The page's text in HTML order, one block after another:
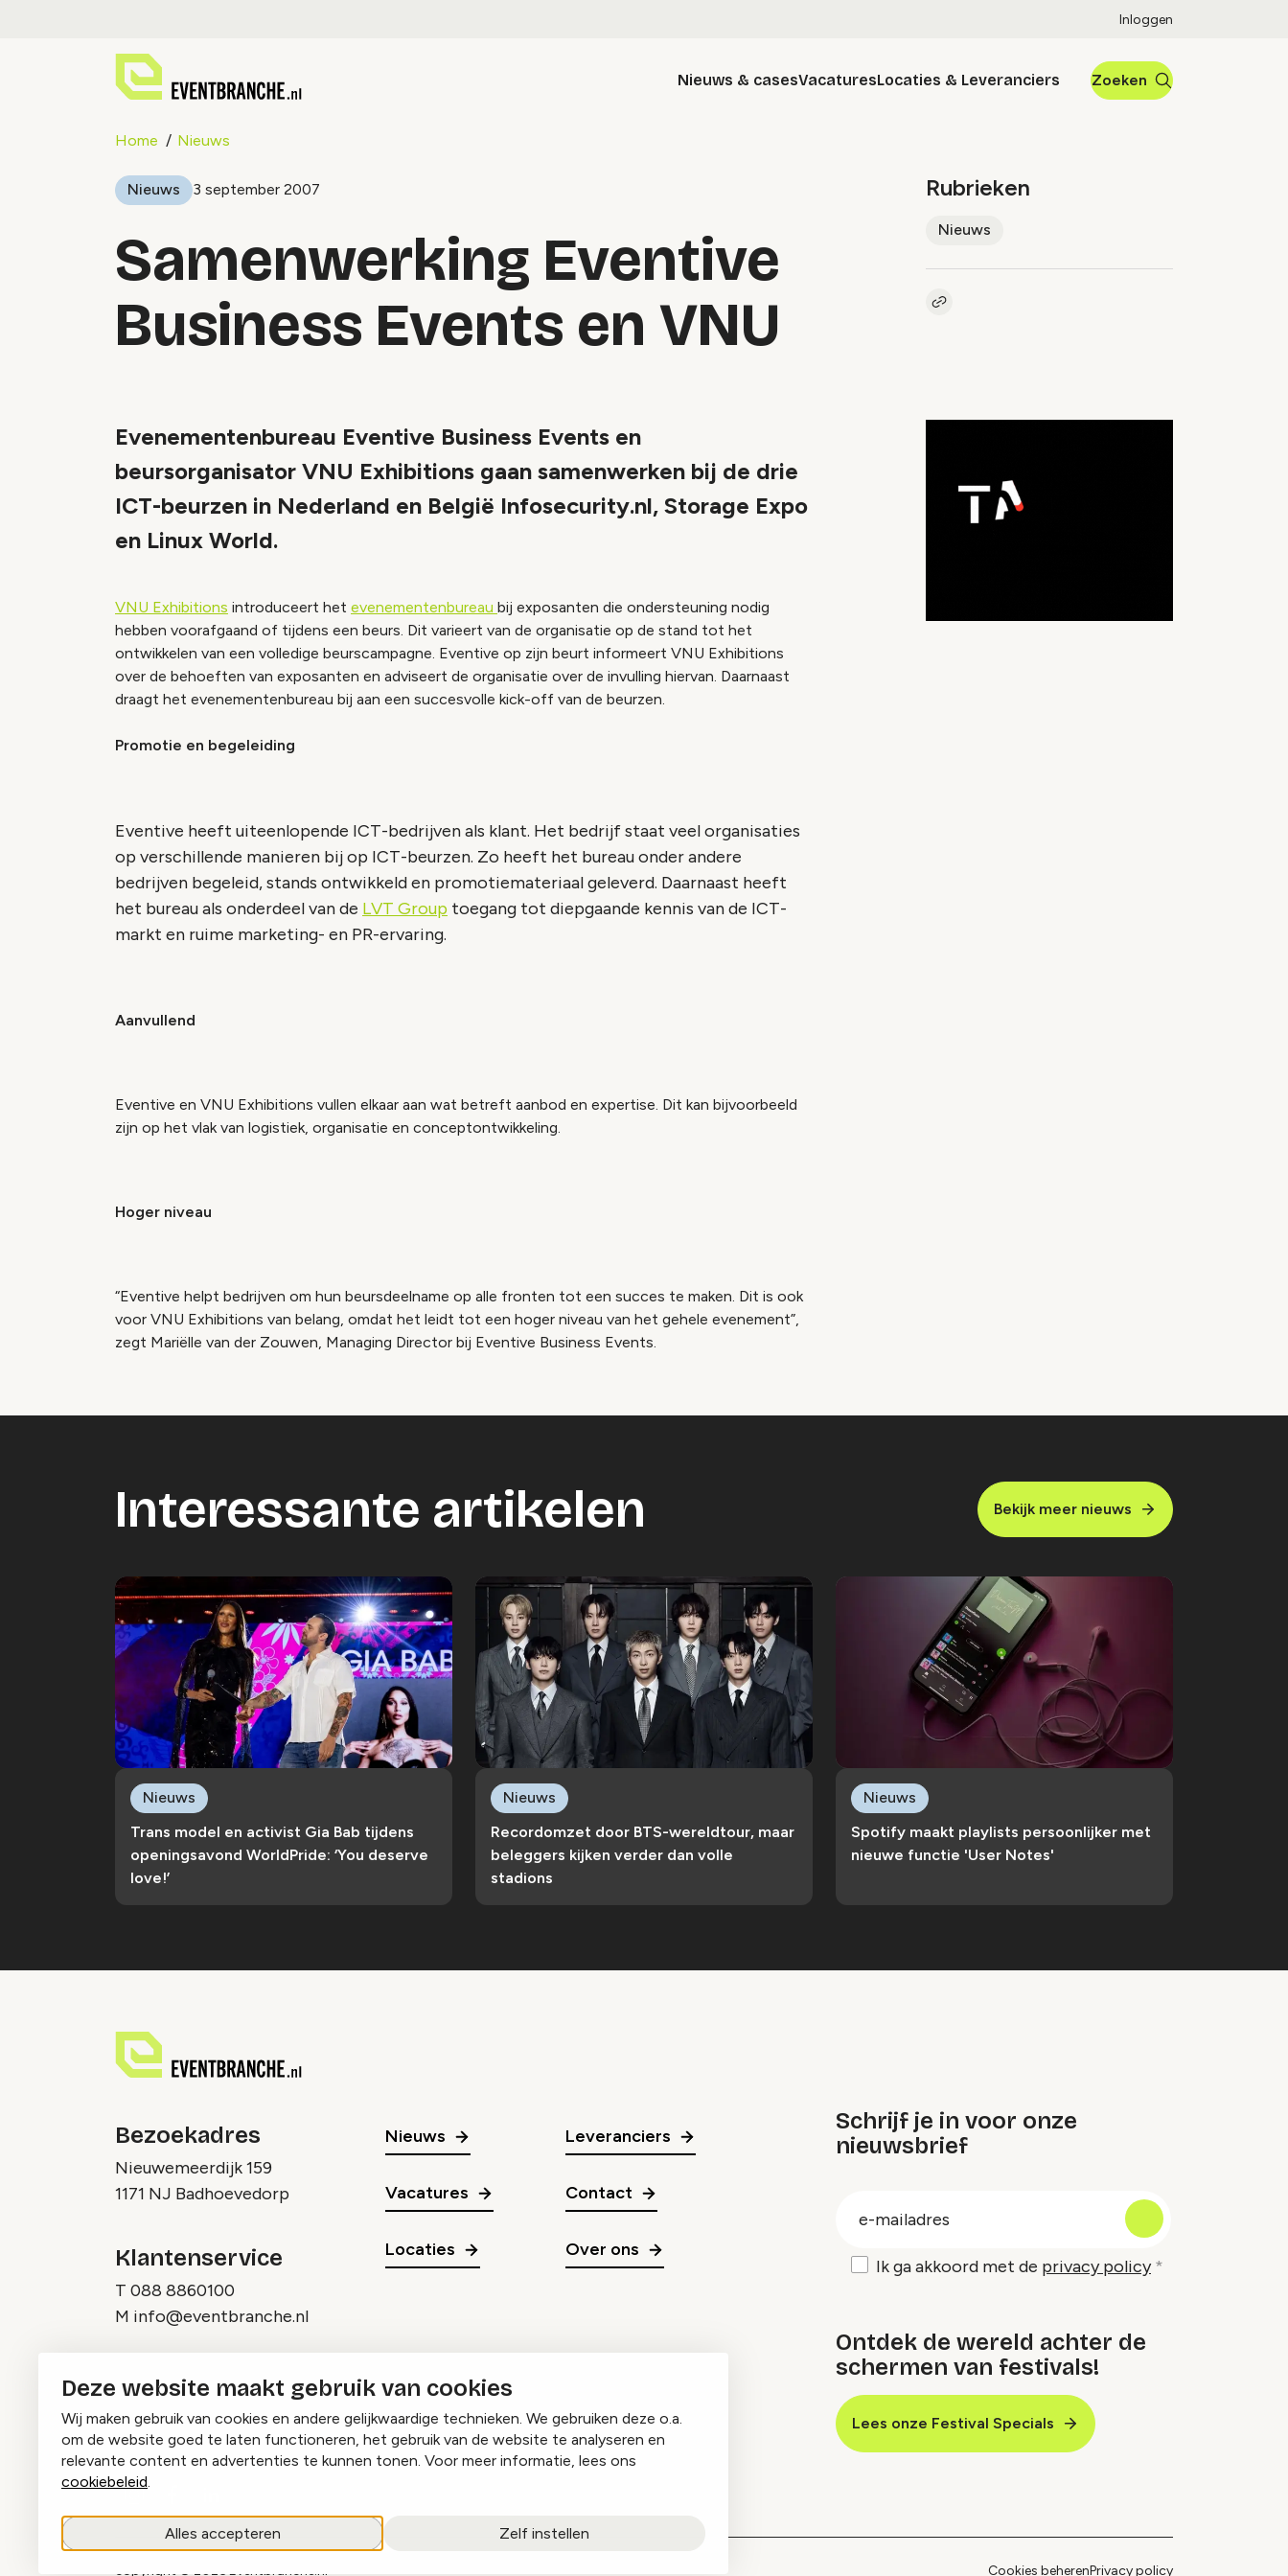
Deze website maakt gebruik van cookies
Wij maken gebruik van cookies en andere gelijkwaardige technieken. We gebruiken deze o.a.
om de website goed te laten functioneren, het gebruik van de website te analyseren en
relevante content en advertenties te kunnen tonen. Voor meer informatie, lees ons
cookiebeleid.
Alles accepteren Zelf instellen
Inloggen
Nieuws & casesVacaturesLocaties & Leveranciers Zoeken
Home Nieuws
Nieuws 3 september 2007
Samenwerking Eventive
Business Events en VNU
Rubrieken
Nieuws
Kopieer link naar artikel
Evenementenbureau Eventive Business Events en
beursorganisator VNU Exhibitions gaan samenwerken bij de drie
ICT-beurzen in Nederland en België Infosecurity.nl, Storage Expo
en Linux World.
VNU Exhibitions introduceert het evenementenbureau bij exposanten die ondersteuning nodig
hebben voorafgaand of tijdens een beurs. Dit varieert van de organisatie op de stand tot het
ontwikkelen van een volledige beurscampagne. Eventive op zijn beurt informeert VNU Exhibitions
over de behoeften van exposanten en adviseert de organisatie over de invulling hiervan. Daarnaast
draagt het evenementenbureau bij aan een succesvolle kick-off van de beurzen.
Promotie en begeleiding
Eventive heeft uiteenlopende ICT-bedrijven als klant. Het bedrijf staat veel organisaties
op verschillende manieren bij op ICT-beurzen. Zo heeft het bureau onder andere
bedrijven begeleid, stands ontwikkeld en promotiemateriaal geleverd. Daarnaast heeft
het bureau als onderdeel van de LVT Group toegang tot diepgaande kennis van de ICT-
markt en ruime marketing- en PR-ervaring.
Aanvullend
Eventive en VNU Exhibitions vullen elkaar aan wat betreft aanbod en expertise. Dit kan bijvoorbeeld
zijn op het vlak van logistiek, organisatie en conceptontwikkeling.
Hoger niveau
“Eventive helpt bedrijven om hun beursdeelname op alle fronten tot een succes te maken. Dit is ook
voor VNU Exhibitions van belang, omdat het leidt tot een hoger niveau van het gehele evenement”,
zegt Mariëlle van der Zouwen, Managing Director bij Eventive Business Events.
Interessante artikelen Bekijk meer nieuws
Trans model en activist Gia Bab tijdens
openingsavond WorldPride: ‘You deserve
love!’
Nieuws
Recordomzet door BTS-wereldtour, maar
beleggers kijken verder dan volle
stadions
Nieuws
Spotify maakt playlists persoonlijker met
nieuwe functie 'User Notes'
Nieuws
Bezoekadres
Nieuwemeerdijk 159
1171 NJ Badhoevedorp
Klantenservice
T 088 8860100
M info@eventbranche.nl
Nieuws
Vacatures
Locaties
Leveranciers
Contact
Over ons
Schrijf je in voor onze
nieuwsbrief
Ik ga akkoord met de privacy policy
Ontdek de wereld achter de
schermen van festivals!
Lees onze Festival Specials
Cookies beherenPrivacy policy
copyright © 2026 Eventbranche.nl